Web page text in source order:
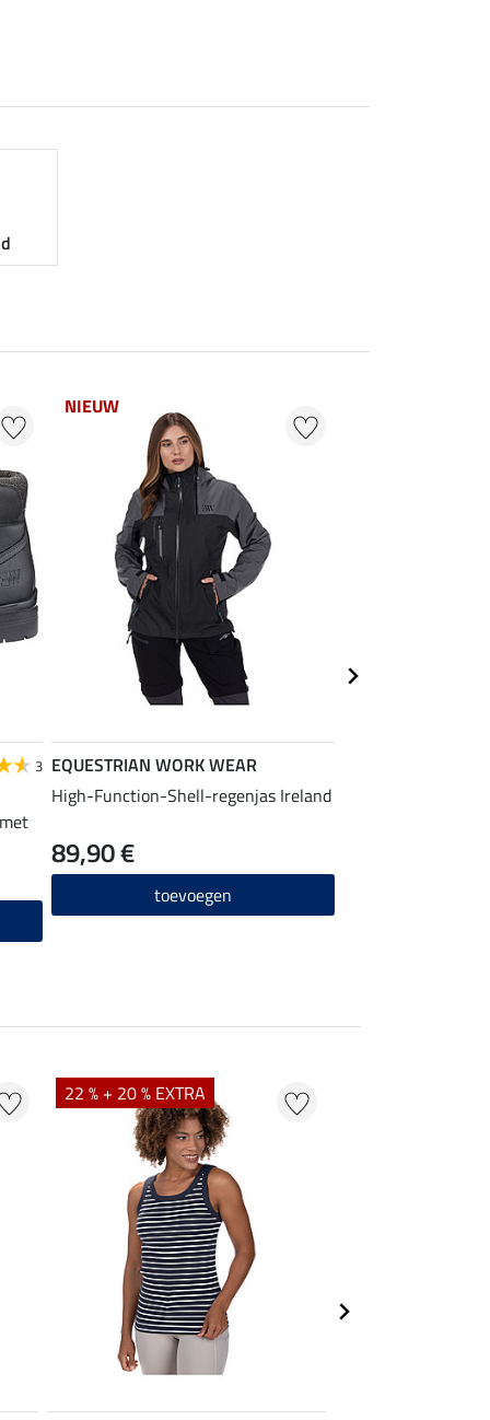
3
NIEUW
EQUESTRIAN WORK WEAR
High-Function-Shell-regenjas Ireland
89,90 €
toevoegen
22 % + 20 % EXTRA